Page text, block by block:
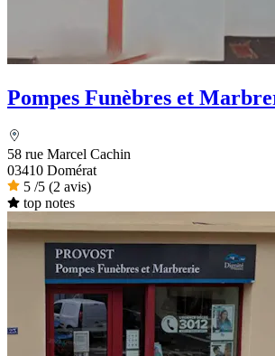
Pompes Funèbres et
58 rue Marcel Cachin
03410 Domérat
5 /5 (2 avis)
top notes